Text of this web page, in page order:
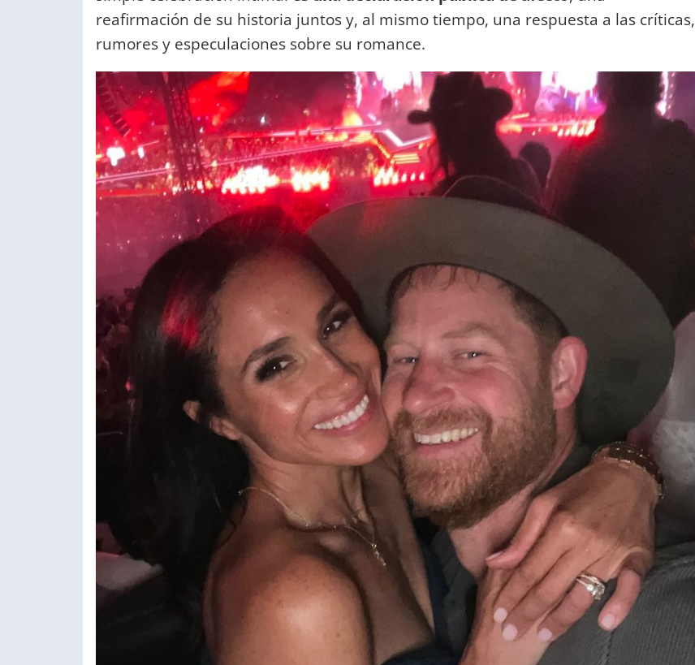
reafirmación de su historia juntos y, al mismo tiempo, una respuesta a las críticas,
rumores y especulaciones sobre su romance.